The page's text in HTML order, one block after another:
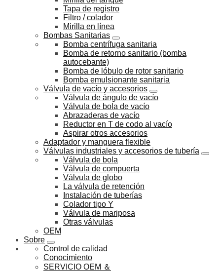
Tapa de registro
Filtro / colador
Mirilla en línea
Bombas Sanitarias
Bomba centrífuga sanitaria
Bomba de retorno sanitario (bomba
autocebante)
Bomba de lóbulo de rotor sanitario
Bomba emulsionante sanitaria
Válvula de vacío y accesorios
Válvula de ángulo de vacío
Válvula de bola de vacío
Abrazaderas de vacío
Reductor en T de codo al vacío
Aspirar otros accesorios
Adaptador y manguera flexible
Válvulas industriales y accesorios de tubería
Válvula de bola
Válvula de compuerta
Válvula de globo
La válvula de retención
Instalación de tuberías
Colador tipo Y
Válvula de mariposa
Otras válvulas
OEM
Sobre
Control de calidad
Conocimiento
SERVICIO OEM ＆